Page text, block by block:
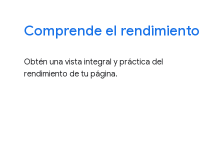
Comprende el rendimiento
Obtén una vista integral y práctica del
rendimiento de tu página.